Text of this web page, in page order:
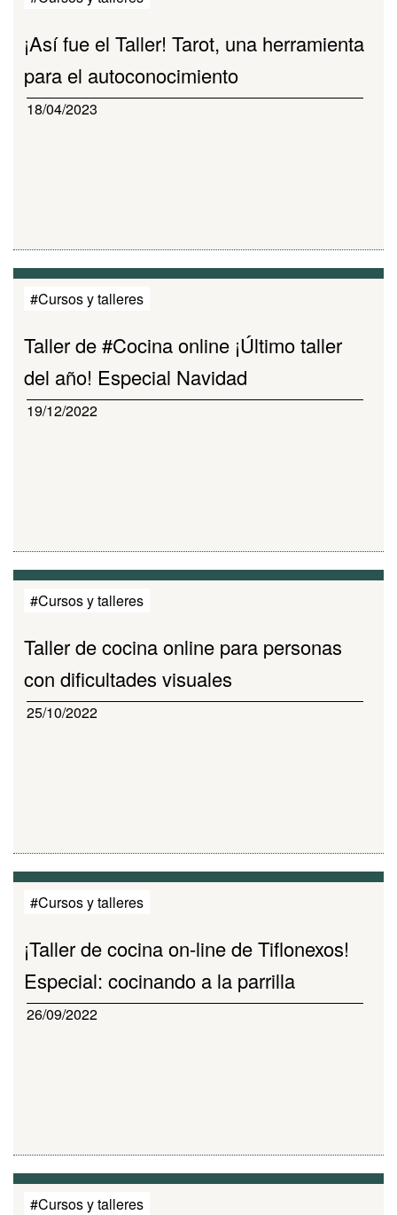
¡Así fue el Taller! Tarot, una herramienta
para el autoconocimiento
18/04/2023
#Cursos y talleres
Taller de #Cocina online ¡Último taller
del año! Especial Navidad
19/12/2022
#Cursos y talleres
Taller de cocina online para personas
con dificultades visuales
25/10/2022
#Cursos y talleres
¡Taller de cocina on-line de Tiflonexos!
Especial: cocinando a la parrilla
26/09/2022
#Cursos y talleres